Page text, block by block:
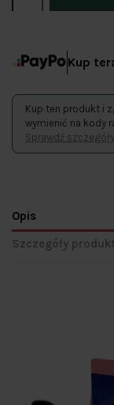
Kup
Kup ten produkt i
wymienić na kody
Sprawdź szczegóły.
Opis
Szczegóły